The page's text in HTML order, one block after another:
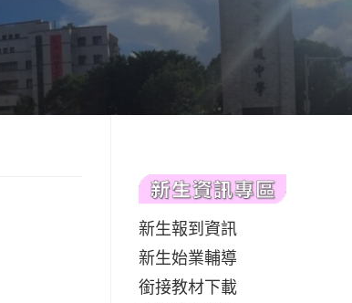
新生報到資訊
新生始業輔導
銜接教材下載